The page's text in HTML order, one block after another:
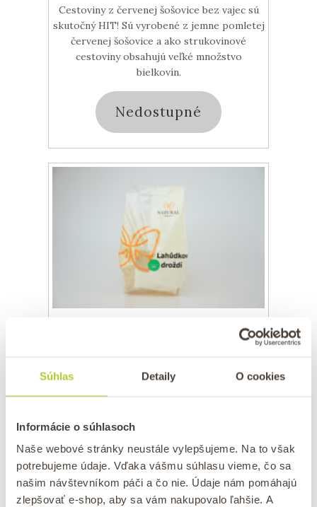
Súhlas Detaily O cookies
Informácie o súhlasoch
Naše webové stránky neustále vylepšujeme. Na to však
potrebujeme údaje. Vďaka vášmu súhlasu vieme, čo sa
našim návštevníkom páči a čo nie. Údaje nám pomáhajú
zlepšovať e-shop, aby sa vám nakupovalo ľahšie. A
Cestoviny z červenej šošovice bez vajec sú
skutočný HIT! Sú vyrobené z jemne pomletej
červenej šošovice a ako strukovinové
cestoviny obsahujú veľké množstvo
bielkovín.
Nedostupné
Obsahuje bielkoviny a vitamíny skupiny B.
zeleninové šaláty a nátierky. Môžete ho
použiť aj na obaľovanie namiesto strúhanky.